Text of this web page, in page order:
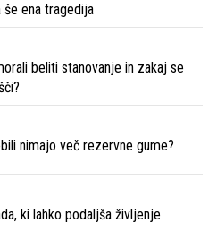
še ena tragedija
beliti stanovanje in zakaj se
nimajo več rezervne gume?
ki lahko podaljša življenje